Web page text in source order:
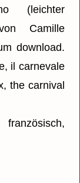
(leichter
Camille
download.
il carnevale
the carnival